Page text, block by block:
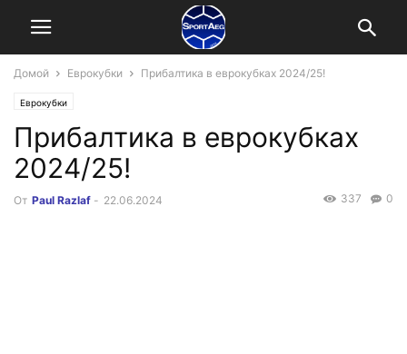
Домой Еврокубки Прибалтика в еврокубках 2024/25!
Еврокубки
Прибалтика в еврокубках
2024/25!
От Paul Razlaf - 22.06.2024 0
337